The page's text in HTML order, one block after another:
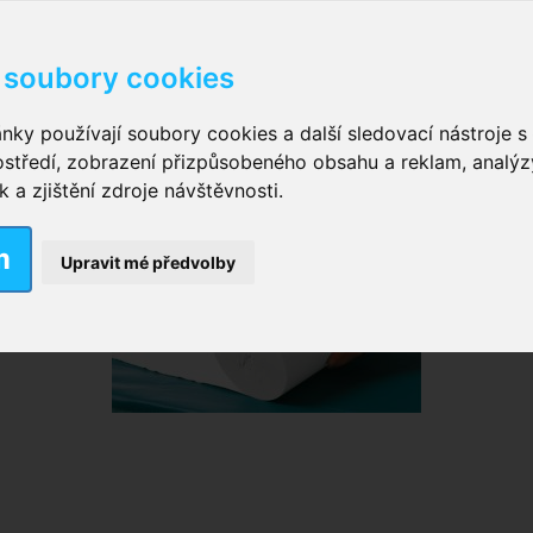
cookies
používají soubory cookies a další sledovací nástroje s
zobrazení přizpůsobeného obsahu a reklam,
a zjištění zdroje návštěvnosti.
Upravit mé předvolby
kalhotky zalepovací ,Inkontinenční kalhotky
vložky pro muže
plavky,Dámské inkontinenční plavky